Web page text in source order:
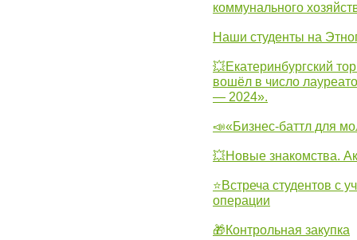
коммунального
Наши студенты на
💥Екатеринбургский
вошёл в число
— 2024».
📣«Бизнес-баттл для
💥Новые знакомства.
⭐Встреча студентов с
операции
🎁Контрольная закупка